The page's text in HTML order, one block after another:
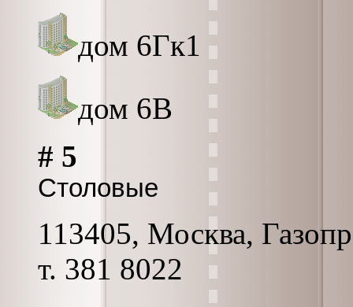
дом 6Гк1
дом 6В
# 5
Столовые
113405, Москва,
т. 381 8022